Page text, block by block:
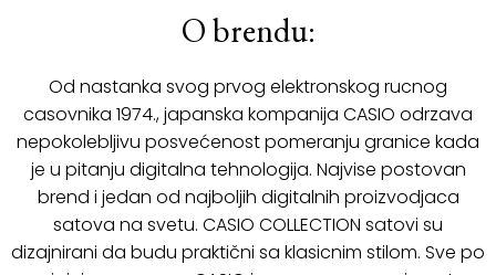
O brendu:
Od nastanka svog prvog elektronskog rucnog
casovnika 1974., japanska kompanija CASIO odrzava
nepokolebljivu posvećenost pomeranju granice kada
je u pitanju digitalna tehnologija. Najvise postovan
brend i jedan od najboljih digitalnih proizvodjaca
satova na svetu. CASIO COLLECTION satovi su
dizajnirani da budu praktični sa klasicnim stilom. Sve po